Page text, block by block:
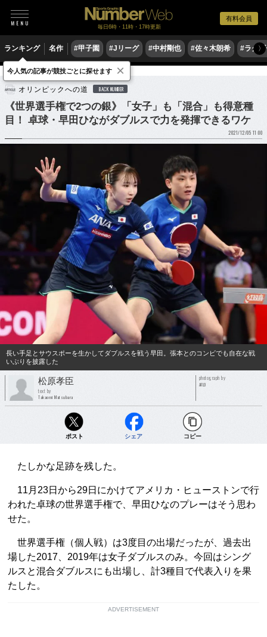
有料会員
毎日6時・11時・17時更新
ランキング 名作 #甲子園 #Jリーグ #中村剛也 #佐々木朗希 #ラグ〉
卓球 卓球日本代表
オリンピックへの道 BACK NUMBER
《世界選手権で2つの銀》「女子」も「混合」も得意種
目！ 卓球・早田ひながダブルスで力を発揮できるワケ
2021/12/05 11:00
長い手足とサウスポーを生かしてダブルスを戦う早田。張本とのコンビでも自在な戦
いぶりを披露した
松原孝臣
text by
Takaomi Matsubara
photograph by
AFLO
ポスト シェア コピー
たしかな足跡を残した。
11月23日から29日にかけてアメリカ・ヒューストンで行
われた卓球の世界選手権で、早田ひなのプレーはそう思わ
せた。
世界選手権（個人戦）は3度目の出場だったが、過去出
場した2017、2019年は女子ダブルスのみ。今回はシング
ルスと混合ダブルスにも出場し、計3種目で代表入りを果
たした。
ADVERTISEMENT
今人気の記事が競技ごとに探せます ×